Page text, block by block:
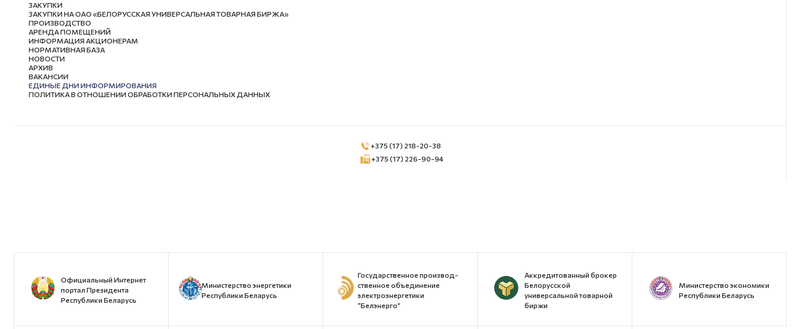
ЗАКУПКИ
ЗАКУПКИ НА ОАО «БЕЛОРУССКАЯ УНИВЕРСАЛЬНАЯ ТОВАРНАЯ БИРЖА»
ПРОИЗВОДСТВО
АРЕНДА ПОМЕЩЕНИЙ
ИНФОРМАЦИЯ АКЦИОНЕРАМ
НОРМАТИВНАЯ БАЗА
НОВОСТИ
АРХИВ
ВАКАНСИИ
ЕДИНЫЕ ДНИ ИНФОРМИРОВАНИЯ
ПОЛИТИКА В ОТНОШЕНИИ ОБРАБОТКИ ПЕРСОНАЛЬНЫХ ДАННЫХ
+375 (17) 218-20-38
+375 (17) 226-90-94
Официальный Интернет
портал Президента
Республики Беларусь
Министерство энергетики
Республики Беларусь
Государственное производ-
ственное объединение
электроэнергетики
“Белэнерго”
Аккредитованный брокер
Белорусской
универсальной товарной
биржи
Министерство экономики
Республики Беларусь